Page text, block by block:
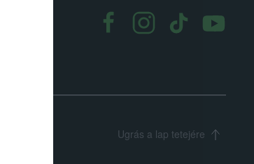
Ugrás a lap tetejére